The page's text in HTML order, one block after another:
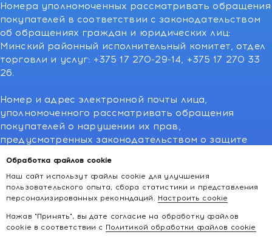
Обработка файлов cookie
Наш сайт использут файлы cookie для улучшения
пользовательского опыта, сбора статистики и представления
персонализированных рекомндаций. Настроить cookie
Нажав "Принять", вы дате согласие на обработку файлов
cookie в соответствии с Политикой обработки файлов cookie
Номера уполномоченных рассматривать обращения
покупателей в соответствии с законодательством
об обращениях граждан и юридических лиц:
Минский районный исполнительный комитет, отдел
торговли и услуг: +375 17 270-29-14, +375 17 270 33
26.
Номер и адрес электронной почты лица,
уполномоченного рассматривать обращения
покупателей о нарушении их прав,
предусмотренных законодательством о защите
операторов), info@kakvapteke.by